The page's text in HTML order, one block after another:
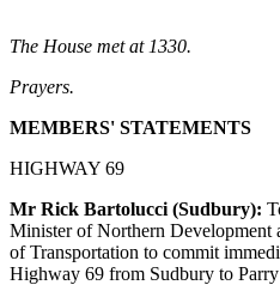
The House met at 1330.
Prayers.
MEMBERS' STATEMENTS
HIGHWAY 69
Mr Rick Bartolucci (Sudbury):
Minister of Northern Development
of Transportation to commit
Highway 69 from Sudbury to